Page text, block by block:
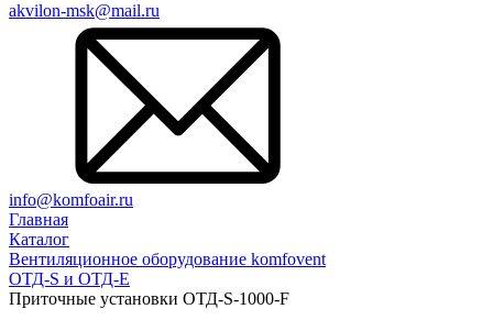
akvilon-msk@mail.ru
info@komfoair.ru
Главная
Каталог
Вентиляционное оборудование komfovent
ОТД-S и ОТД-E
Приточные установки ОТД-S-1000-F